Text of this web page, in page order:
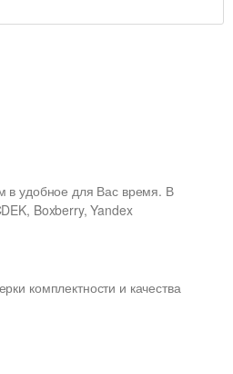
в удобное для Вас время. В
Boxberry, Yandex
комплектности и качества